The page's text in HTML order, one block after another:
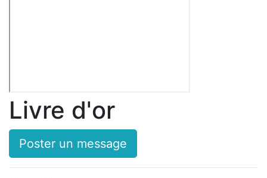
Livre d'or
Poster un message